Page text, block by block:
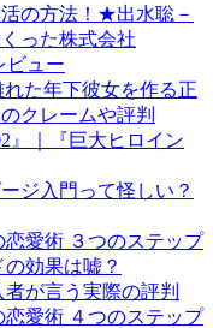
の方法！★出水聡－
った株式会社
ビュー
れた年下彼女を作る正
クレームや評判
』｜『巨大ヒロイン
ジ入門って怪しい？
愛術 ３つのステップ
効果は嘘？
が言う実際の評判
愛術 ４つのステップ